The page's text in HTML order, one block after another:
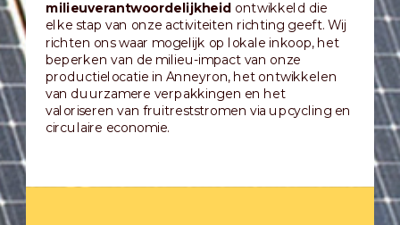
milieuverantwoordelijkheid ontwikkeld die
elke stap van onze activiteiten richting geeft. Wij
richten ons waar mogelijk op lokale inkoop, het
beperken van de milieu-impact van onze
productielocatie in Anneyron, het ontwikkelen
van duurzamere verpakkingen en het
valoriseren van fruitreststromen via upcycling en
circulaire economie.